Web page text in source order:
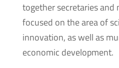
together secretaries and
focused on the area of
innovation, as well as
economic development.